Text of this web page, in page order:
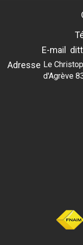
E-mail
Adresse Le
d'Agrève